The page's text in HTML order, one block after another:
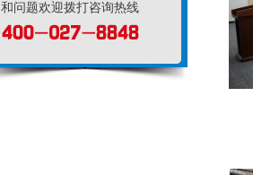
和问题欢迎拨打咨询热线